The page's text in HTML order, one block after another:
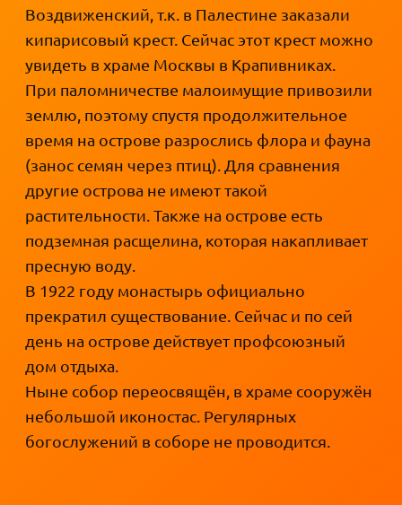
Воздвиженский, т.к. в Палестине заказали
кипарисовый крест. Сейчас этот крест можно
увидеть в храме Москвы в Крапивниках.
При паломничестве малоимущие привозили
землю, поэтому спустя продолжительное
время на острове разрослись флора и фауна
(занос семян через птиц). Для сравнения
другие острова не имеют такой
растительности. Также на острове есть
подземная расщелина, которая накапливает
пресную воду.
В 1922 году монастырь официально
прекратил существование. Сейчас и по сей
день на острове действует профсоюзный
дом отдыха.
Ныне собор переосвящён, в храме сооружён
небольшой иконостас. Регулярных
богослужений в соборе не проводится.